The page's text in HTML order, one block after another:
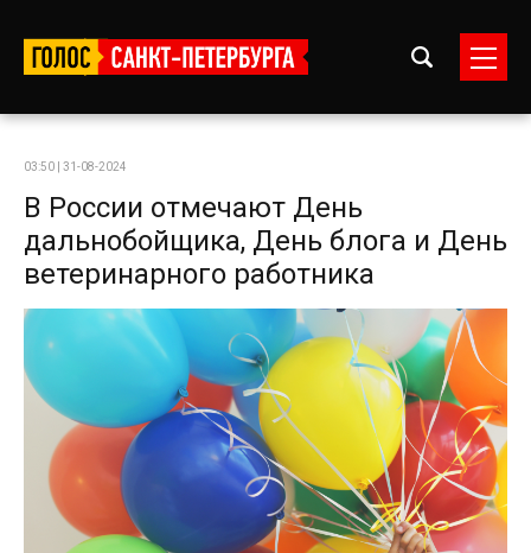
03:50 | 31-08-2024
В России отмечают День
дальнобойщика, День блога и День
ветеринарного работника